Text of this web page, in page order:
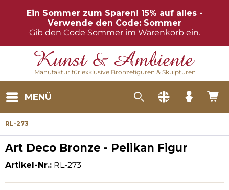
Ein Sommer zum Sparen! 15% auf alles -
Verwende den Code: Sommer
Gib den Code Sommer im Warenkorb ein.
Manufaktur für exklusive Bronzefiguren & Skulpturen
MENÜ
RL-273
Art Deco Bronze - Pelikan Figur
Artikel-Nr.: RL-273